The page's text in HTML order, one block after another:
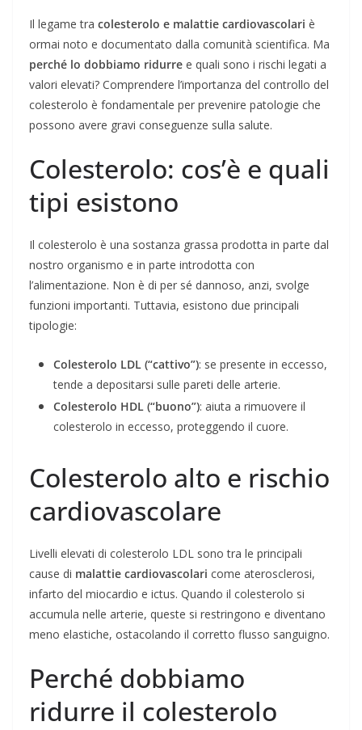
Il legame tra colesterolo e malattie cardiovascolari è
ormai noto e documentato dalla comunità scientifica. Ma
perché lo dobbiamo ridurre e quali sono i rischi legati a
valori elevati? Comprendere l’importanza del controllo del
colesterolo è fondamentale per prevenire patologie che
possono avere gravi conseguenze sulla salute.
Colesterolo: cos’è e quali
tipi esistono
Il colesterolo è una sostanza grassa prodotta in parte dal
nostro organismo e in parte introdotta con
l’alimentazione. Non è di per sé dannoso, anzi, svolge
funzioni importanti. Tuttavia, esistono due principali
tipologie:
Colesterolo LDL (“cattivo”): se presente in eccesso,
tende a depositarsi sulle pareti delle arterie.
Colesterolo HDL (“buono”): aiuta a rimuovere il
colesterolo in eccesso, proteggendo il cuore.
Colesterolo alto e rischio
cardiovascolare
Livelli elevati di colesterolo LDL sono tra le principali
cause di malattie cardiovascolari come aterosclerosi,
infarto del miocardio e ictus. Quando il colesterolo si
accumula nelle arterie, queste si restringono e diventano
meno elastiche, ostacolando il corretto flusso sanguigno.
Perché dobbiamo
ridurre il colesterolo